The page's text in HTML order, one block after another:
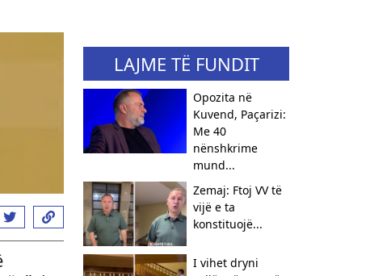
LAJME TË FUNDIT
Opozita në
Kuvend, Paçarizi:
Me 40
nënshkrime
mund...
Zemaj: Ftoj VV të
vijë e ta
konstituojë...
I vihet dryni